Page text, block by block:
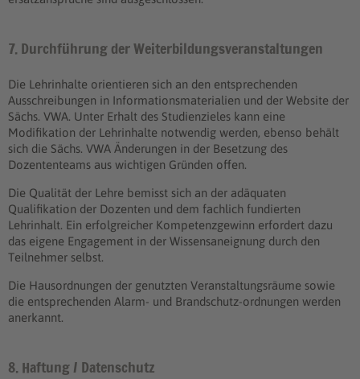
7. Durchführung der Weiterbildungsveranstaltungen
Die Lehrinhalte orientieren sich an den entsprechenden
Ausschreibungen in Informationsmaterialien und der Website der
Sächs. VWA. Unter Erhalt des Studienzieles kann eine
Modifikation der Lehrinhalte notwendig werden, ebenso behält
sich die Sächs. VWA Änderungen in der Besetzung des
Dozententeams aus wichtigen Gründen offen.
Die Qualität der Lehre bemisst sich an der adäquaten
Qualifikation der Dozenten und dem fachlich fundierten
Lehrinhalt. Ein erfolgreicher Kompetenzgewinn erfordert dazu
das eigene Engagement in der Wissensaneignung durch den
Teilnehmer selbst.
Die Hausordnungen der genutzten Veranstaltungsräume sowie
die entsprechenden Alarm- und Brandschutz-ordnungen werden
anerkannt.
8. Haftung / Datenschutz